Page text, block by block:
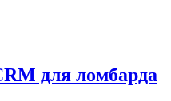
для ломбарда